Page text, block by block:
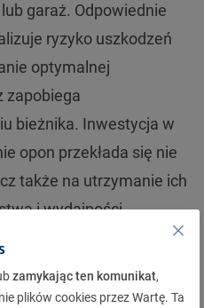
garaż. Odpowiednie
ryzyko uszkodzeń
optymalnej
zapobiega
bieżnika. Inwestycja w
opon przekłada się nie
także na utrzymanie ich
i wydajności.
– czy warto?
zamykając ten komunikat,
plików cookies przez Wartę. Ta